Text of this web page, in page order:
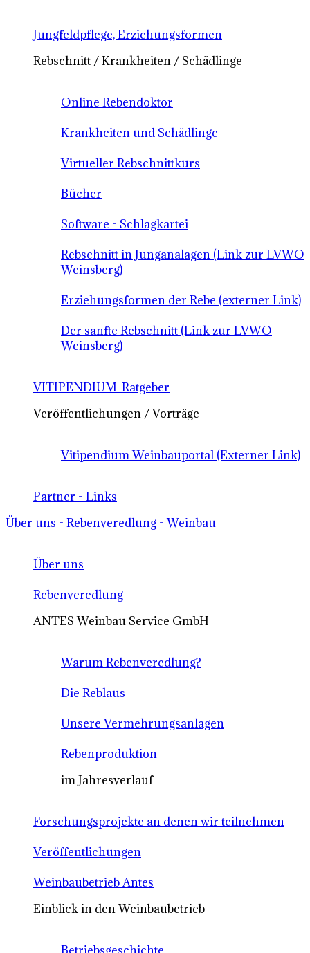
Jungfeldpflege, Erziehungsformen
Rebschnitt / Krankheiten / Schädlinge
Online Rebendoktor
Krankheiten und Schädlinge
Virtueller Rebschnittkurs
Bücher
Software - Schlagkartei
Rebschnitt in Junganalagen (Link zur LVWO
Weinsberg)
Erziehungsformen der Rebe (externer Link)
Der sanfte Rebschnitt (Link zur LVWO
Weinsberg)
VITIPENDIUM-Ratgeber
Veröffentlichungen / Vorträge
Vitipendium Weinbauportal (Externer Link)
Partner - Links
Über uns - Rebenveredlung - Weinbau
Über uns
Rebenveredlung
ANTES Weinbau Service GmbH
Warum Rebenveredlung?
Die Reblaus
Unsere Vermehrungsanlagen
Rebenproduktion
im Jahresverlauf
Forschungsprojekte an denen wir teilnehmen
Veröffentlichungen
Weinbaubetrieb Antes
Einblick in den Weinbaubetrieb